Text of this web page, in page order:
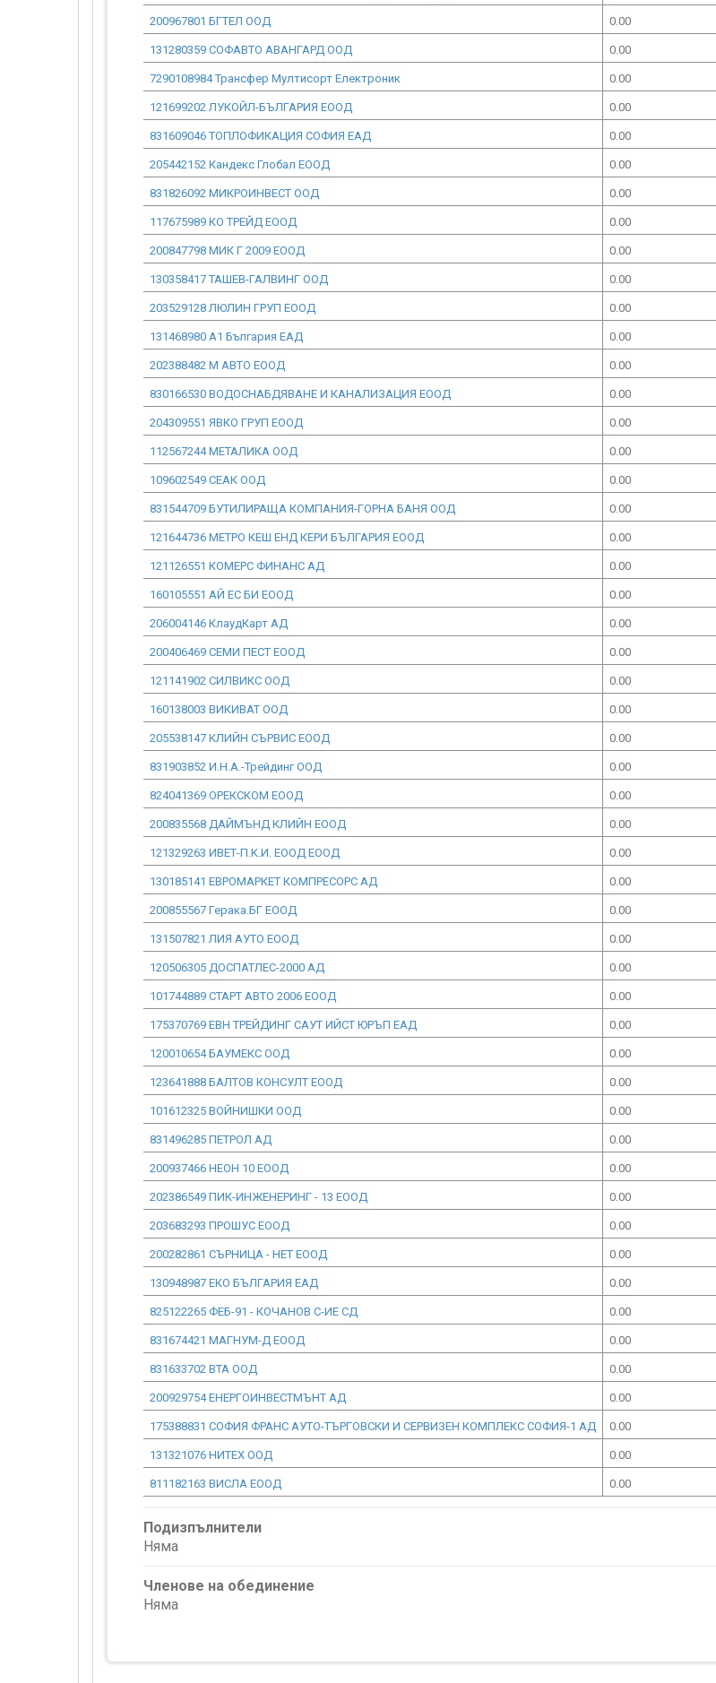
200967801 БГТЕЛ ООД 0.00
131280359 СОФАВТО АВАНГАРД ООД 0.00
7290108984 Трансфер Мултисорт Електроник 0.00
121699202 ЛУКОЙЛ-БЪЛГАРИЯ ЕООД 0.00
831609046 ТОПЛОФИКАЦИЯ СОФИЯ ЕАД 0.00
205442152 Кандекс Глобал ЕООД 0.00
831826092 МИКРОИНВЕСТ ООД 0.00
117675989 КО ТРЕЙД ЕООД 0.00
200847798 МИК Г 2009 ЕООД 0.00
130358417 ТАШЕВ-ГАЛВИНГ ООД 0.00
203529128 ЛЮЛИН ГРУП ЕООД 0.00
131468980 А1 България ЕАД 0.00
202388482 М АВТО ЕООД 0.00
830166530 ВОДОСНАБДЯВАНЕ И КАНАЛИЗАЦИЯ ЕООД 0.00
204309551 ЯВКО ГРУП ЕООД 0.00
112567244 МЕТАЛИКА ООД 0.00
109602549 СЕАК ООД 0.00
831544709 БУТИЛИРАЩА КОМПАНИЯ-ГОРНА БАНЯ ООД 0.00
121644736 МЕТРО КЕШ ЕНД КЕРИ БЪЛГАРИЯ ЕООД 0.00
121126551 КОМЕРС ФИНАНС АД 0.00
160105551 АЙ ЕС БИ ЕООД 0.00
206004146 КлаудКарт АД 0.00
200406469 СЕМИ ПЕСТ ЕООД 0.00
121141902 СИЛВИКС ООД 0.00
160138003 ВИКИВАТ ООД 0.00
205538147 КЛИЙН СЪРВИС ЕООД 0.00
831903852 И.Н.А.-Трейдинг ООД 0.00
824041369 ОРЕКСКОМ ЕООД 0.00
200835568 ДАЙМЪНД КЛИЙН ЕООД 0.00
121329263 ИВЕТ-П.К.И. ЕООД ЕООД 0.00
130185141 ЕВРОМАРКЕТ КОМПРЕСОРС АД 0.00
200855567 Герака.БГ ЕООД 0.00
131507821 ЛИЯ АУТО ЕООД 0.00
120506305 ДОСПАТЛЕС-2000 АД 0.00
101744889 СТАРТ АВТО 2006 ЕООД 0.00
175370769 ЕВН ТРЕЙДИНГ САУТ ИЙСТ ЮРЪП ЕАД 0.00
120010654 БАУМЕКС ООД 0.00
123641888 БАЛТОВ КОНСУЛТ ЕООД 0.00
101612325 ВОЙНИШКИ ООД 0.00
831496285 ПЕТРОЛ АД 0.00
200937466 НЕОН 10 ЕООД 0.00
202386549 ПИК-ИНЖЕНЕРИНГ - 13 ЕООД 0.00
203683293 ПРОШУС ЕООД 0.00
200282861 СЪРНИЦА - НЕТ ЕООД 0.00
130948987 ЕКО БЪЛГАРИЯ ЕАД 0.00
825122265 ФЕБ-91 - КОЧАНОВ С-ИЕ СД 0.00
831674421 МАГНУМ-Д ЕООД 0.00
831633702 ВТА ООД 0.00
200929754 ЕНЕРГОИНВЕСТМЪНТ АД 0.00
175388831 СОФИЯ ФРАНС АУТО-ТЪРГОВСКИ И СЕРВИЗЕН КОМПЛЕКС СОФИЯ-1 АД 0.00
131321076 НИТЕХ ООД 0.00
811182163 ВИСЛА ЕООД 0.00
Подизпълнители
Няма
Членове на обединение
Няма